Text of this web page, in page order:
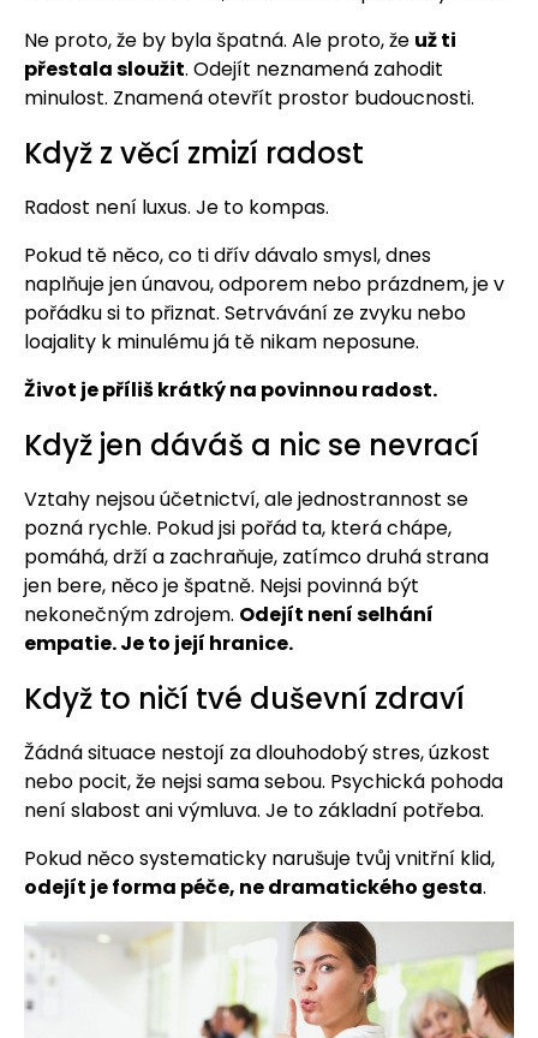
Ne proto, že by byla špatná. Ale proto, že už ti
přestala sloužit. Odejít neznamená zahodit
minulost. Znamená otevřít prostor budoucnosti.
Když z věcí zmizí radost
Radost není luxus. Je to kompas.
Pokud tě něco, co ti dřív dávalo smysl, dnes
naplňuje jen únavou, odporem nebo prázdnem, je v
pořádku si to přiznat. Setrvávání ze zvyku nebo
loajality k minulému já tě nikam neposune.
Život je příliš krátký na povinnou radost.
Když jen dáváš a nic se nevrací
Vztahy nejsou účetnictví, ale jednostrannost se
pozná rychle. Pokud jsi pořád ta, která chápe,
pomáhá, drží a zachraňuje, zatímco druhá strana
jen bere, něco je špatně. Nejsi povinná být
nekonečným zdrojem. Odejít není selhání
empatie. Je to její hranice.
Když to ničí tvé duševní zdraví
Žádná situace nestojí za dlouhodobý stres, úzkost
nebo pocit, že nejsi sama sebou. Psychická pohoda
není slabost ani výmluva. Je to základní potřeba.
Pokud něco systematicky narušuje tvůj vnitřní klid,
odejít je forma péče, ne dramatického gesta.